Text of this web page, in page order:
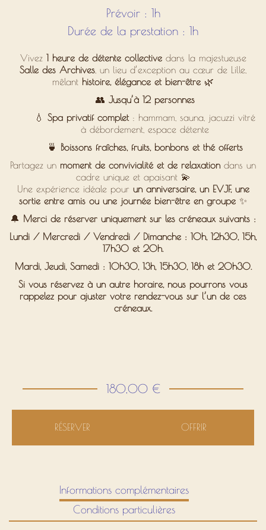
Prévoir : 1h
Durée de la prestation : 1h
Vivez 1 heure de détente collectivedans la majestueuse
Salle des Archives , un lieu d’exception au cœur de Lille,
mêlant histoire, élégance et bien-être 🌿
👥 Jusqu’à 12 personnes
💧 Spa privatif complet: hammam, sauna, jacuzzi vitré
à débordement, espace détente
🍵
Boissons fraîches, fruits, bonbons et thé offerts
Partagez un moment de convivialité et de relaxation dans un
cadre unique et apaisant 💫
Une expérience idéale pour un anniversaire, un EVJF, une
sortie entre amis ou une journée bien-être en groupe ✨
🔔 Merci de réserver uniquement sur les créneaux suivants :
Lundi / Mercredi / Vendredi / Dimanche : 10h, 12h30, 15h,
17h30 et 20h.
Mardi, Jeudi, Samedi : 10h30, 13h, 15h30, 18h et 20h30.
Si vous réservez à un autre horaire, nous pourrons vous
rappelez pour ajuster votre rendez-vous sur l’un de ces
créneaux.
RÉSERVER OFFRIR
180,00 €
Informations complémentaires
Conditions particulières